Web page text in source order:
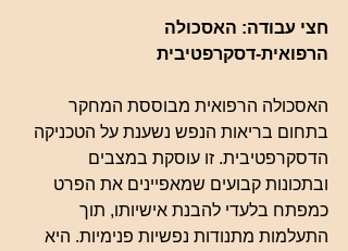
חצי עבודה: האסכולה
הרפואית-דסקרפטיבית
האסכולה הרפואית מבוססת המחקר
בתחום בריאות הנפש נשענת על הטכניקה
הדסקרפטיבית. זו עוסקת במצבים
ובתכונות קבועים שמאפיינים את הפרט
כמפתח בלעדי להבנת אישיותו, תוך
התעלמות מתנודות נפשיות פנימיות. היא